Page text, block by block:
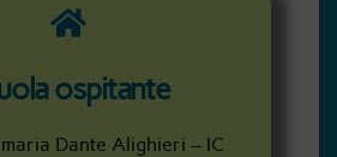
ospitante
Dante Alighieri – IC